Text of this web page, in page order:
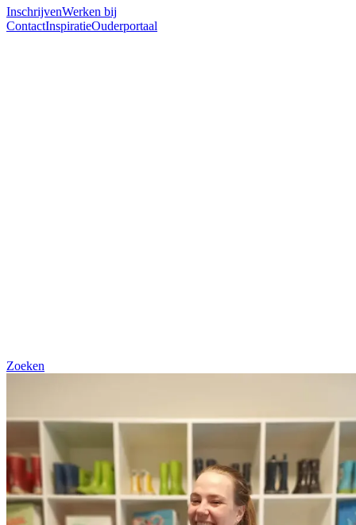
InschrijvenWerken bij
ContactInspiratieOuderportaal
Zoeken